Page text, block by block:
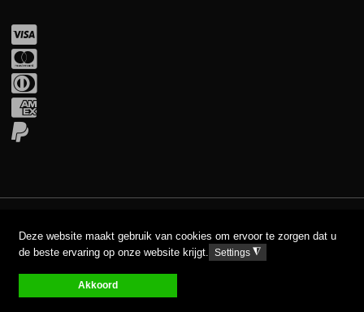
Deze website maakt gebruik van cookies om ervoor te zorgen dat u
de beste ervaring op onze website krijgt.
Settings◮
Akkoord
PayPal
DISCLAIMERPRIVACY GPDR